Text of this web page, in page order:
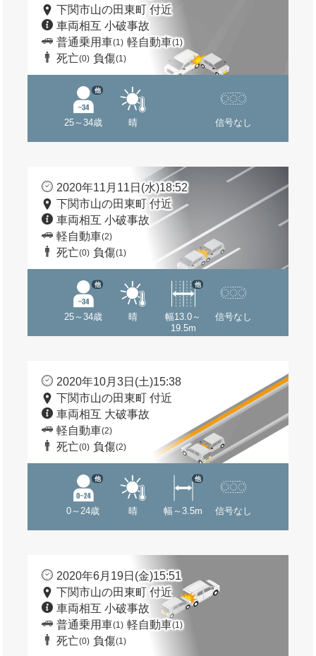
下関市山の田東町 付近
車両相互 小破事故
普通乗用車(1) 軽自動車(1)
死亡(0) 負傷(1)
25～34歳
他
晴 信号なし
2020年11月11日(水)18:52
下関市山の田東町 付近
車両相互 小破事故
軽自動車(2)
死亡(0) 負傷(1)
25～34歳
他
晴
幅13.0～
19.5m
他
信号なし
2020年10月3日(土)15:38
下関市山の田東町 付近
車両相互 大破事故
軽自動車(2)
死亡(0) 負傷(2)
0～24歳
他
晴 幅～3.5m
他
信号なし
2020年6月19日(金)15:51
下関市山の田東町 付近
車両相互 小破事故
普通乗用車(1) 軽自動車(1)
死亡(0) 負傷(1)